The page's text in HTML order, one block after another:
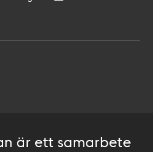
är ett samarbete